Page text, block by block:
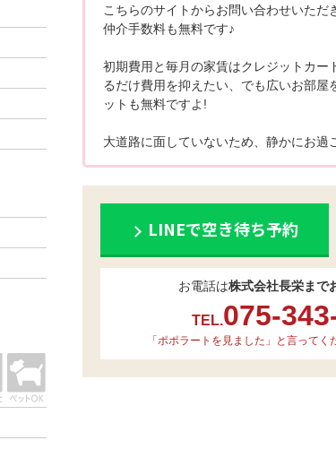
こちらのサイトからお問い合わせいただ
仲介手数料も無料です♪
初期費用と毎月の家賃はクレジットカー
るだけ費用を抑えたい、でも広いお部屋
ットも無料ですよ!
大道路に面していないため、静かにお過
LINEで空き待ち予約
お電話は株式会社長栄まで
TEL.075-
「ポポラートを見ました」と言ってく